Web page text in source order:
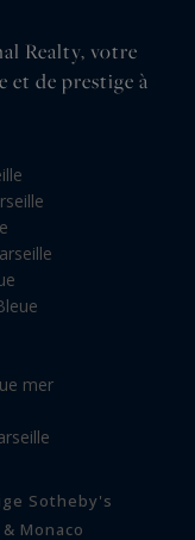
Realty, votre
et de prestige à
mer
Sotheby's
Monaco